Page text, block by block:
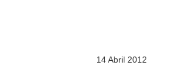
14 Abril 2012